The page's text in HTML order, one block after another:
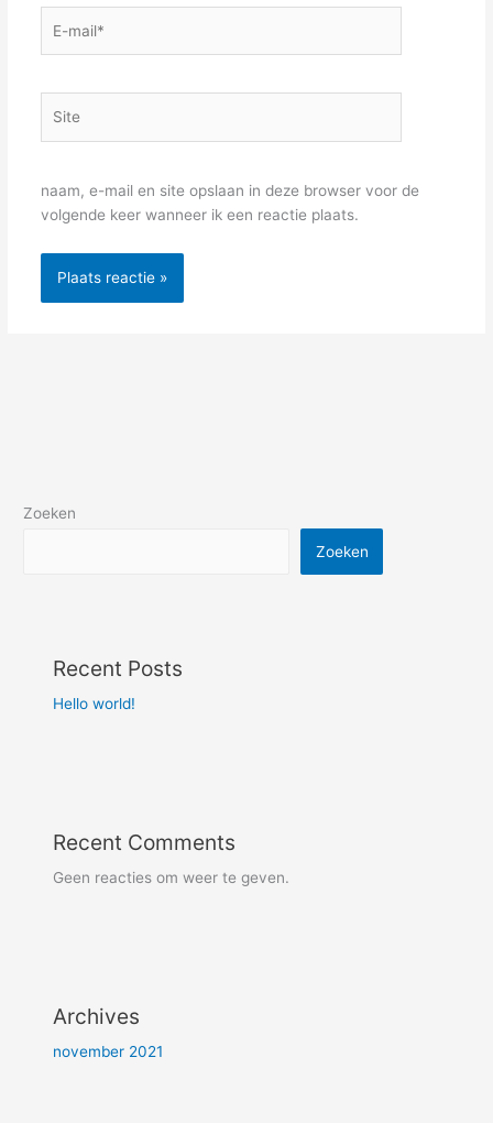
mail*
naam, e-mail en site opslaan in deze browser voor de
volgende keer wanneer ik een reactie plaats.
Zoeken
Zoeken
Recent Posts
Hello world!
Recent Comments
Geen reacties om weer te geven.
Archives
november 2021